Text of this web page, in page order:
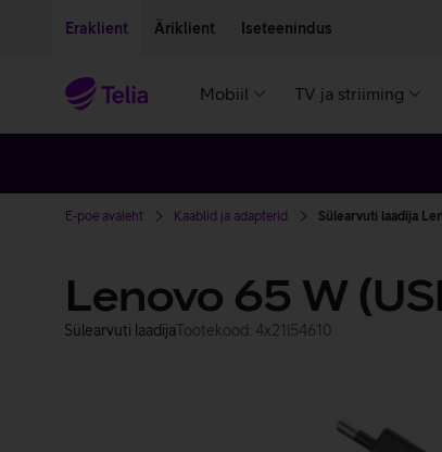
Eraklient Äriklient Iseteenindus
Mobiil TV ja striiming
E-poe avaleht Kaablid ja adapterid Sülearvuti laadija
Lenovo 65 W
Sülearvuti laadijaTootekood: 4x21l54610